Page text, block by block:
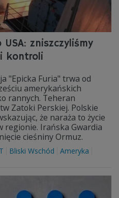
zniszczyliśmy
kontroli
"Epicka Furia" trwa od
amerykańskich
rannych. Teheran
Zatoki Perskiej. Polskie
że naraża to życie
regionie. Irańska Gwardia
cieśniny Ormuz.
Bliski Wschód
Ameryka